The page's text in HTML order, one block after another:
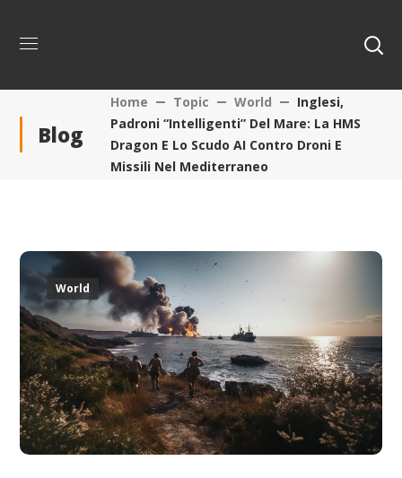
Blog
Home Topic World
Inglesi,
Padroni “intelligenti” Del Mare: La HMS
Dragon E Lo Scudo AI Contro Droni E
Missili Nel Mediterraneo
World